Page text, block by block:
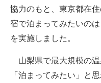
ITの今と未来を見通す
スマホと通信の最新トレン
協力のもと、東京都在
宿で泊まってみたいの
を実施しました。
山梨県で最大規模の温
「泊まってみたい」と